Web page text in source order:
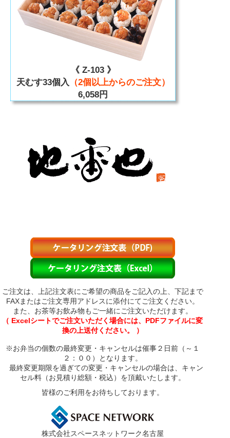
《 Z-103 》
天むす33個入 （2個以上からのご注文）
6,058円
ご注文は、上記注文表にご希望の商品をご記入の上、下記まで
FAXまたはご注文専用アドレスに添付にてご注文ください。
また、お茶等お飲み物もご一緒にご注文いただけます。
（ Excelシートでご注文いただく場合には、PDFファイルに変
換の上送付ください。 ）
※お弁当の個数の最終変更・キャンセルは催事２日前（～１
２：００）となります。
最終変更期限を過ぎての変更・キャンセルの場合は、キャン
セル料（お見積り総額・税込）を頂戴いたします。
皆様のご利用をお待ちしております。
株式会社スペースネットワーク名古屋